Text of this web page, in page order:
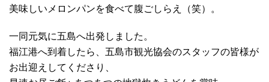
美味しいメロンパンを食べて腹ごしらえ（笑）。
一同元気に五島へ出発しました。
福江港へ到着したら、五島市観光協会のスタッフの皆様が
お出迎えしてくださり、